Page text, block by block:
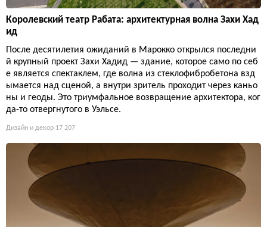
Королевский театр Рабата: архитектурная волна Захи Хад
ид
После десятилетия ожиданий в Марокко открылся последни
й крупный проект Захи Хадид — здание, которое само по себ
е является спектаклем, где волна из стеклофибробетона взд
ымается над сценой, а внутри зритель проходит через каньо
ны и геоды. Это триумфальное возвращение архитектора, ког
да-то отвергнутого в Уэльсе.
Дизайн и декор 17 207